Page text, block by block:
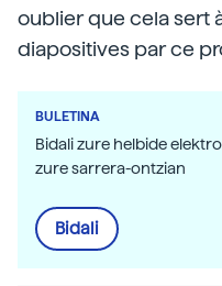
oublier que cela sert
diapositives par ce
BULETINA
Bidali zure helbide
zure sarrera-ontzian
Bidali